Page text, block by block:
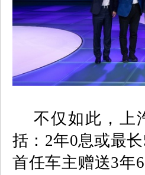
不仅如此，上
括： 2年0息或最长
首任车主赠送3年